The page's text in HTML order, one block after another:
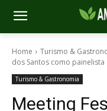
Home Turismo &
dos Santos como painelista
Turismo & Gastronomia
Meeting